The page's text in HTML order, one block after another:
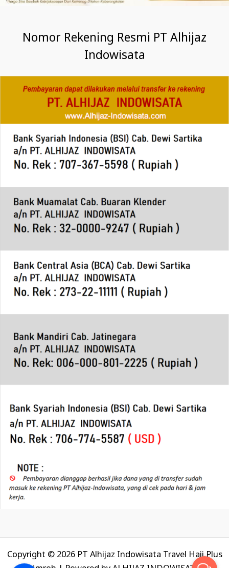
Nomor Rekening Resmi PT Alhijaz
Indowisata
Copyright © 2026 PT Alhijaz Indowisata Travel Haji Plus